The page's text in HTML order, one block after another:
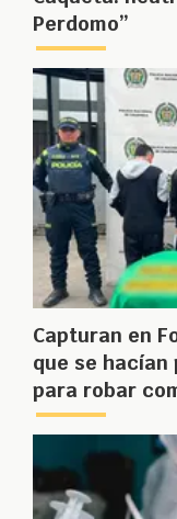
Perdomo”
Capturan en
que se hacían
para robar